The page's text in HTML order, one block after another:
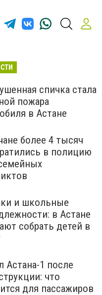
спичка стала
пожара
в Астане
более 4 тысяч
в полицию
и школьные
в Астане
собрать детей в
Астана-1 после
что
для пассажиров